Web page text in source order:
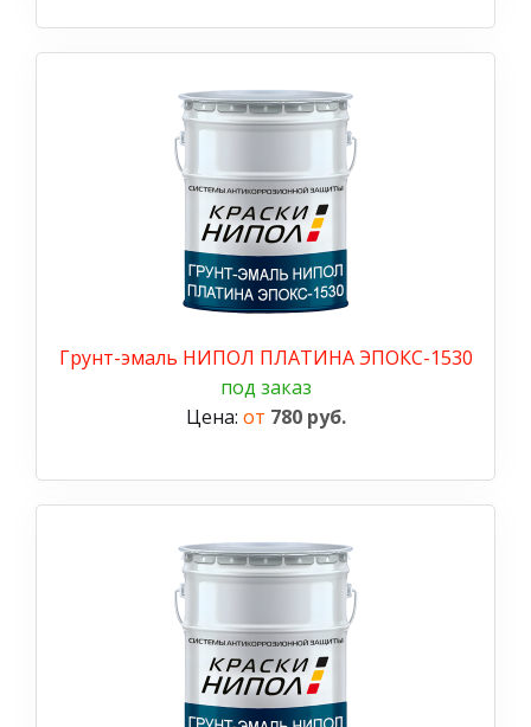
Грунт-эмаль НИПОЛ ПЛАТИНА ЭПОКС-1530
под заказ
Цена: от 780 руб.